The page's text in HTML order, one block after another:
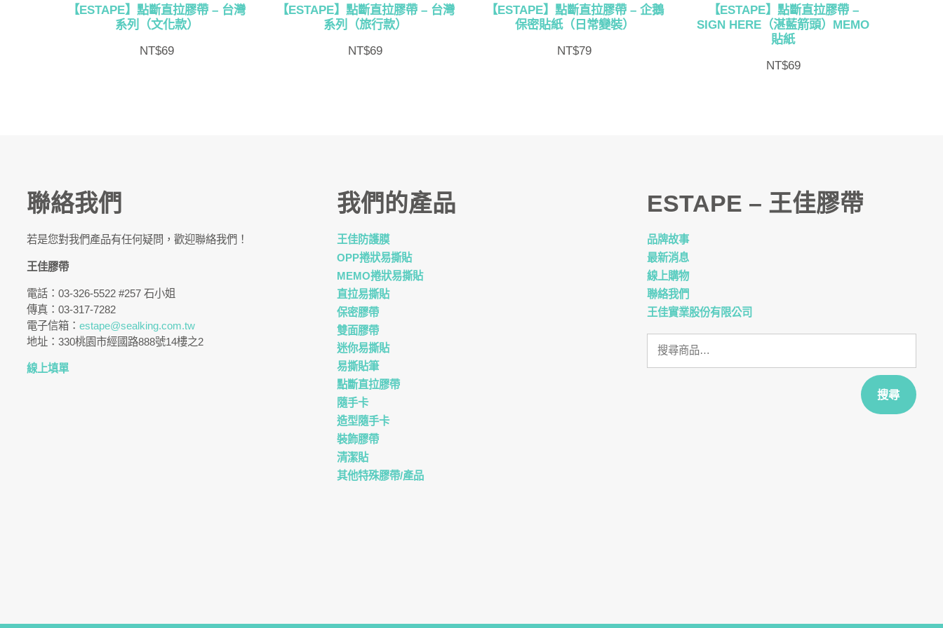
【ESTAPE】點斷直拉膠帶 – 台灣
系列（文化款）
NT$69
【ESTAPE】點斷直拉膠帶 – 台灣
系列（旅行款）
NT$69
【ESTAPE】點斷直拉膠帶 – 企鵝
保密貼紙（日常變裝）
NT$79
【ESTAPE】點斷直拉膠帶 –
SIGN HERE（湛藍箭頭）MEMO
貼紙
NT$69
聯絡我們
若是您對我們產品有任何疑問，歡迎聯絡我們！
王佳膠帶
電話：03-326-5522 #257 石小姐
傳真：03-317-7282
電子信箱：estape@sealking.com.tw
地址：330桃園市經國路888號14樓之2
線上填單
我們的產品
王佳防護膜
OPP捲狀易撕貼
MEMO捲狀易撕貼
直拉易撕貼
保密膠帶
雙面膠帶
迷你易撕貼
易撕貼筆
點斷直拉膠帶
隨手卡
造型隨手卡
裝飾膠帶
清潔貼
其他特殊膠帶/產品
ESTAPE – 王佳膠帶
品牌故事
最新消息
線上購物
聯絡我們
王佳實業股份有限公司
搜尋